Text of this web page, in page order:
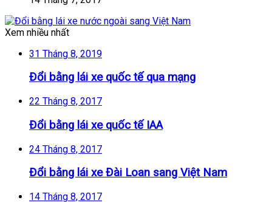
Xem nhiều nhất
31 Tháng 8, 2019
Đổi bằng lái xe quốc tế qua mạng
22 Tháng 8, 2017
Đổi bằng lái xe quốc tế IAA
24 Tháng 8, 2017
Đổi bằng lái xe Đài Loan sang Việt Nam
14 Tháng 8, 2017